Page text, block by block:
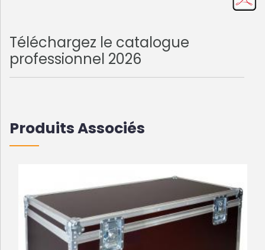
Téléchargez le catalogue
professionnel 2026
Produits Associés